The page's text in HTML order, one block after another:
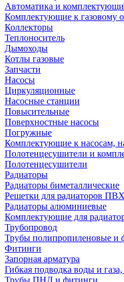
Автоматика и
Комплектующие к газовому
Коллекторы
Теплоноситель
Дымоходы
Котлы газовые
Запчасти
Насосы
Циркуляционные
Насосные станции
Повысительные
Поверхностные насосы
Погружные
Комплектующие к насосам,
Полотенцесушители и
Полотенцесушители
Радиаторы
Радиаторы биметаллические
Решетки для радиаторов ПВХ
Радиаторы алюминиевые
Комплектующие для
Трубопровод
Трубы полипропиленовые и
Фитинги
Запорная арматура
Гибкая подводка воды и
Трубы ПНД и фитинги